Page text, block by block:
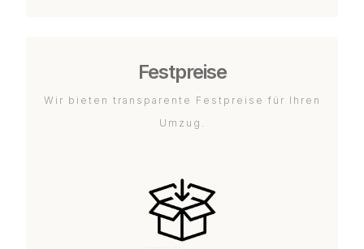
Festpreise
Wir bieten transparente Festpreise für Ihren
Umzug.